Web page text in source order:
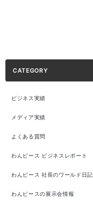
CATEGORY
ビジネス実績
メディア実績
よくある質問
わんピース ビジネスレポート
わんピース 社長のワールド日記
わんピースの展示会情報